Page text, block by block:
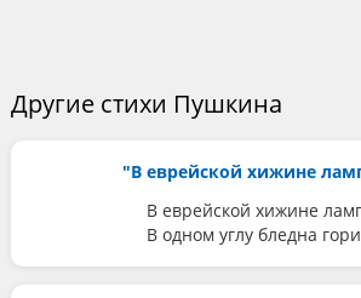
Другие стихи Пушкина
"В еврейской хижине
В еврейской хижине
В одном углу бледна